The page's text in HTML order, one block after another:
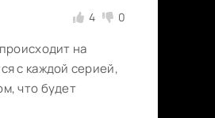
4 0
на
с каждой серией,
что будет